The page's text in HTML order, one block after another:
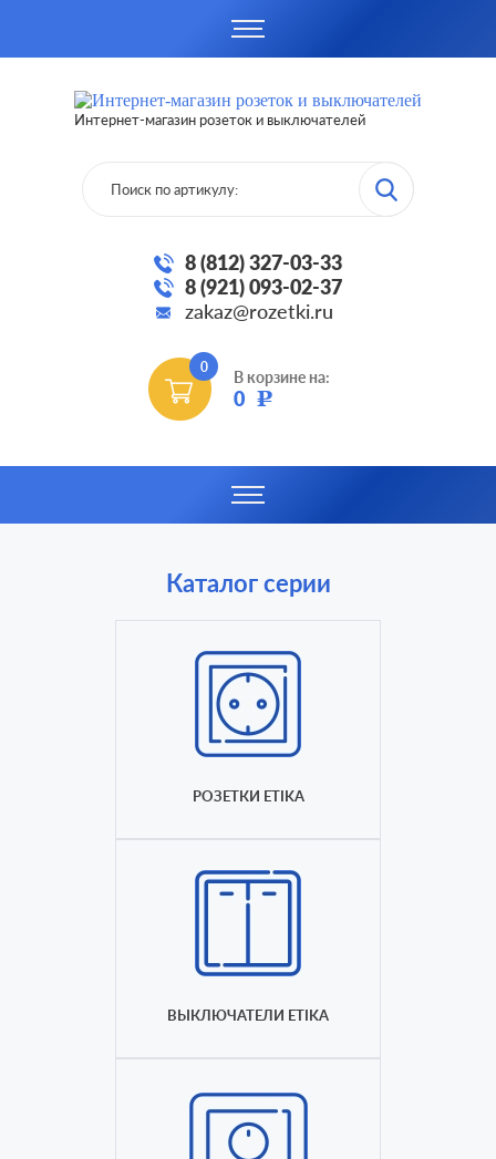
Интернет-магазин розеток и выключателей
8 (812) 327-03-33
8 (921) 093-02-37
zakaz@rozetki.ru
0
В корзине на:
0 Р
Каталог серии
РОЗЕТКИ ETIKA
ВЫКЛЮЧАТЕЛИ ETIKA